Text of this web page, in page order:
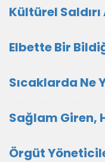
Kültürel Saldırı
Elbette Bir
Sıcaklarda Ne
Sağlam Giren,
Örgüt